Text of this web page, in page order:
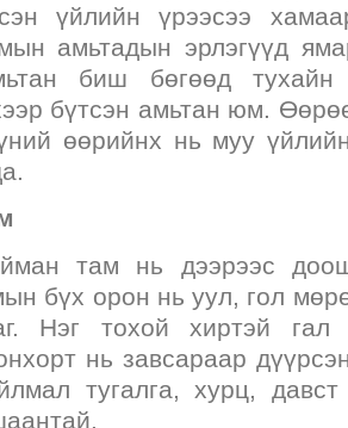
үйлийн үрээсээ
амьтадын эрлэгүүд
биш бөгөөд тухайн
бүтсэн амьтан юм.
өөрийнх нь муу
там нь дээрээс
бүх орон нь уул, гол
Нэг тохой хиртэй гал
нь завсараар
тугалга, хурц,